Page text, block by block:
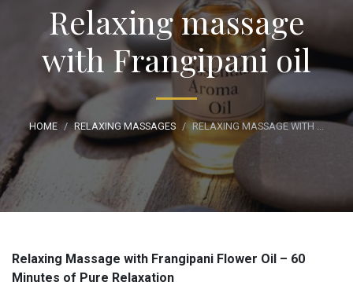
Relaxing massage
with Frangipani oil
HOME RELAXING MASSAGES RELAXING MASSAGE WITH ...
Relaxing Massage with Frangipani Flower Oil – 60
Minutes of Pure Relaxation